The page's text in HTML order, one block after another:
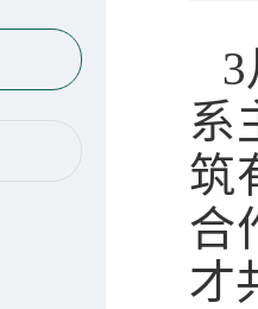
系
筑
合
才